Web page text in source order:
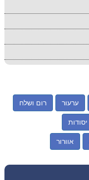
ערעור רום ושלח
יסודות
אוורור